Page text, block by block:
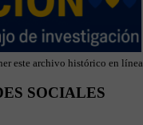
este archivo histórico en línea
SOCIALES